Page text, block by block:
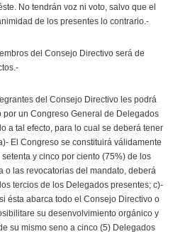
No tendrán voz ni voto, salvo que el
de los presentes lo contrario.-
del Consejo Directivo será de
del Consejo Directivo les podrá
un Congreso General de Delegados
a tal efecto, para lo cual se deberá tener
El Congreso se constituirá válidamente
y cinco por ciento (75%) de los
o las revocatorias del mandato, deberá
tercios de los Delegados presentes; c)-
ésta abarca todo el Consejo Directivo o
su desenvolvimiento orgánico y
su mismo seno a cinco (5) Delegados